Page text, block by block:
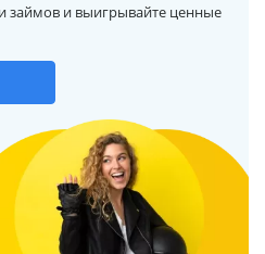
займов и выигрывайте ценные